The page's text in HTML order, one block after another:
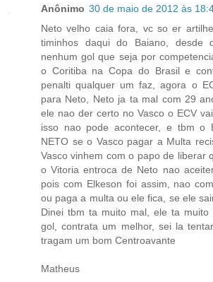
Anônimo 30 de maio de 2012 às
Neto velho caia fora, vc so er
timinhos daqui do Baiano, desde
nenhum gol que seja por
o Coritiba na Copa do Brasil e
penalti qualquer um faz, agora o
para Neto, Neto ja ta mal com 29
ele nao der certo no Vasco o ECV
isso nao pode acontecer, e tbm o
NETO se o Vasco pagar a Multa
Vasco vinhem com o papo de liberar
o Vitoria entroca de Neto nao
pois com Elkeson foi assim, nao
ou paga a multa ou ele fica, se ele
Dinei tbm ta muito mal, ele ta
gol, contrata um melhor, sei la
tragam um bom Centroavante
Matheus